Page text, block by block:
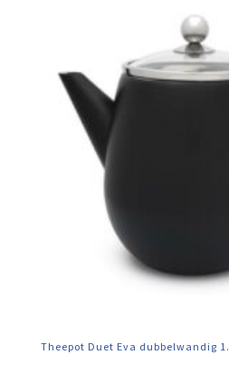
Theepot Duet Eva dubbelwandig